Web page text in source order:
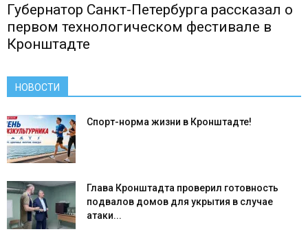
Губернатор Санкт-Петербурга рассказал о
первом технологическом фестивале в
Кронштадте
НОВОСТИ
Спорт-норма жизни в Кронштадте!
Глава Кронштадта проверил готовность
подвалов домов для укрытия в случае
атаки...